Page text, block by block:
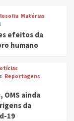
Matérias
efeitos da
humano
Reportagens
OMS ainda
da
19